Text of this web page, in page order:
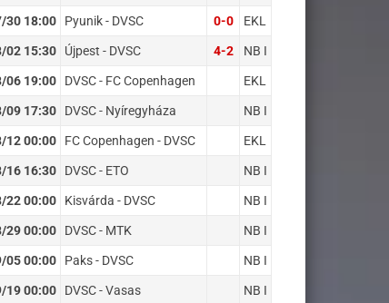
30 18:00 Pyunik - DVSC 0-0 EKL
02 15:30 Újpest - DVSC 4-2 NB I
06 19:00 DVSC - FC Copenhagen EKL
09 17:30 DVSC - Nyíregyháza NB I
12 00:00 FC Copenhagen - DVSC EKL
16 16:30 DVSC - ETO NB I
22 00:00 Kisvárda - DVSC NB I
29 00:00 DVSC - MTK NB I
05 00:00 Paks - DVSC NB I
19 00:00 DVSC - Vasas NB I